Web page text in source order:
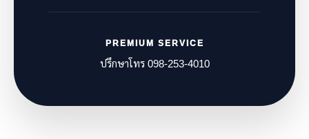
PREMIUM SERVICE
ปรึกษาโทร 098-253-4010